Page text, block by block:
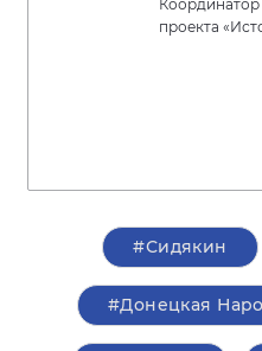
проекта
#Сидякин
#Донецкая